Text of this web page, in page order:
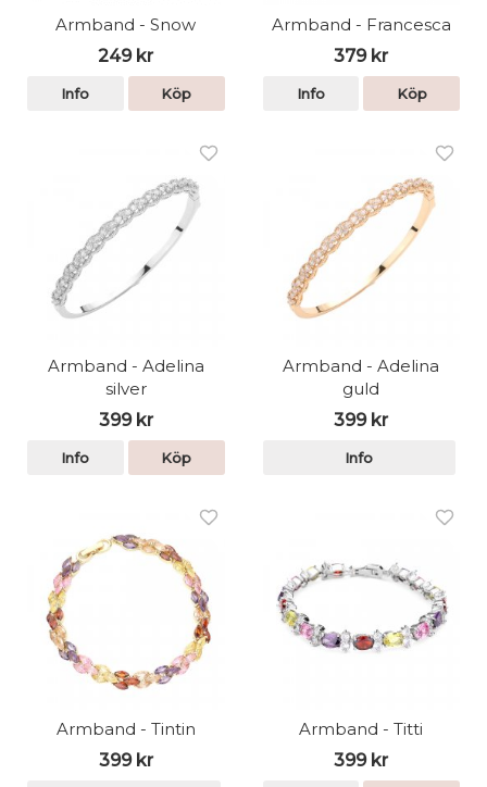
Armband - Snow
249 kr
Info Köp
Armband - Francesca
379 kr
Info Köp
Armband - Adelina
silver
399 kr
Info Köp
Armband - Adelina
guld
399 kr
Info
Armband - Tintin
399 kr
Armband - Titti
399 kr